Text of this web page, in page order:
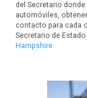
del Secretario
automóviles,
contacto para cada
Secretario de Estado
Hampshire